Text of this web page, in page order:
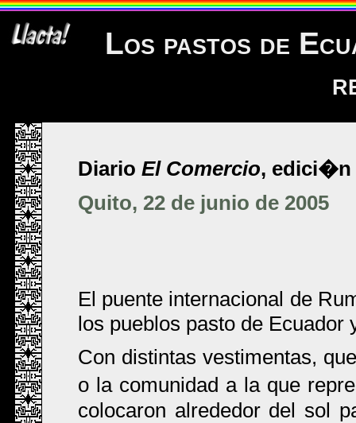
Los pastos de
Diario El Comercio, edici�n
Quito, 22 de junio de 2005
El puente internacional de
los pueblos pasto de Ecuador
Con distintas vestimentas,
o la comunidad a la que
colocaron alrededor del sol